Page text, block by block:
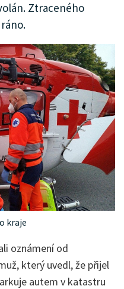
Ztraceného
kraje
oznámení od
který uvedl, že přijel
autem v katastru